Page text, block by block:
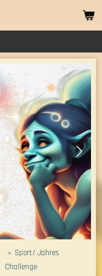
» Sport/ Jahres
Challenge